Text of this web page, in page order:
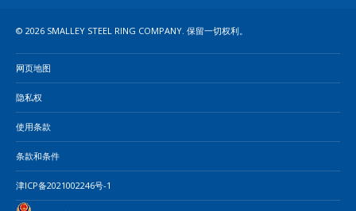
© 2026 SMALLEY STEEL RING COMPANY. 保留一切权利。
网页地图
隐私权
使用条款
条款和条件
津ICP备2021002246号-1